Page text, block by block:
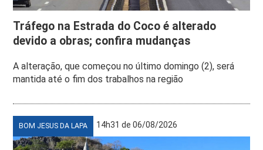
Tráfego na Estrada do Coco é alterado
devido a obras; confira mudanças
A alteração, que começou no último domingo (2), será
mantida até o fim dos trabalhos na região
BOM JESUS DA LAPA 14h31 de 06/08/2026